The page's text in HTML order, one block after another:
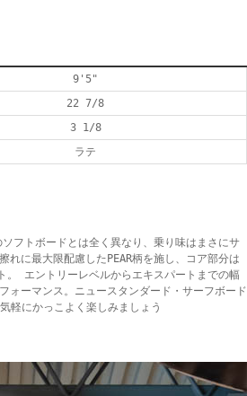
9'5"
22 7/8
3 1/8
ラテ
フトボードとは全く異なり、乗り味はまさにサ
に最大限配慮したPEAR柄を施し、コア部分は
。 エントリーレベルからエキスパートまでの幅
ォーマンス。ニュースタンダード・サーフボード
軽にかっこよく楽しみましょう